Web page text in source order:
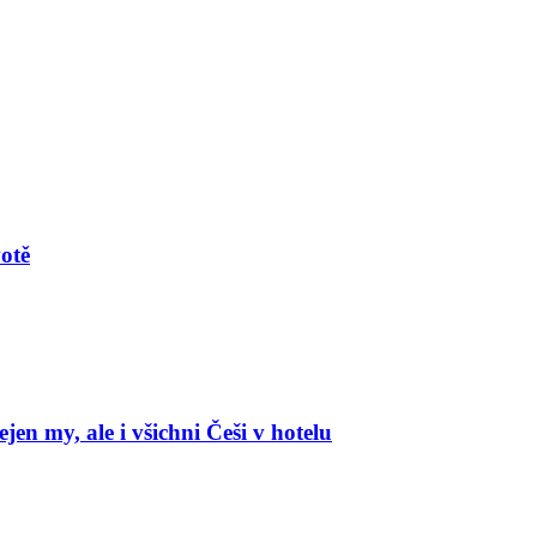
my, ale i všichni Češi v hotelu